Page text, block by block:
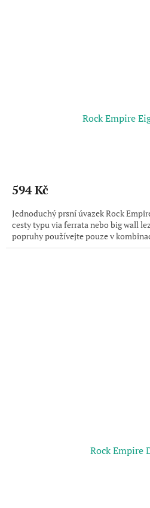
Rock Empire
594 Kč
Jednoduchý prsní úvazek Rock
cesty typu via ferrata nebo big wall
popruhy používejte pouze v
Rock Empire